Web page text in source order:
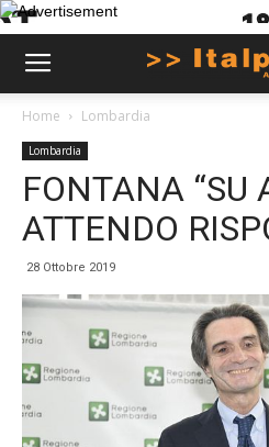
Home Lombardia
Lombardia
FONTANA “SU
ATTENDO
28 Ottobre 2019